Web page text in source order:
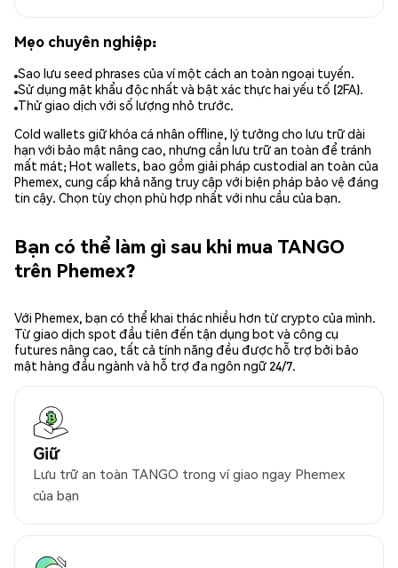
Mẹo chuyên nghiệp:
Sao lưu seed phrases của ví một cách an toàn ngoại tuyến.
Sử dụng mật khẩu độc nhất và bật xác thực hai yếu tố (2FA).
Thử giao dịch với số lượng nhỏ trước.
Cold wallets giữ khóa cá nhân offline, lý tưởng cho lưu trữ dài
hạn với bảo mật nâng cao, nhưng cần lưu trữ an toàn để tránh
mất mát; Hot wallets, bao gồm giải pháp custodial an toàn của
Phemex, cung cấp khả năng truy cập với biện pháp bảo vệ đáng
tin cậy. Chọn tùy chọn phù hợp nhất với nhu cầu của bạn.
Bạn có thể làm gì sau khi mua TANGO
trên Phemex?
Với Phemex, bạn có thể khai thác nhiều hơn từ crypto của mình.
Từ giao dịch spot đầu tiên đến tận dụng bot và công cụ
futures nâng cao, tất cả tính năng đều được hỗ trợ bởi bảo
mật hàng đầu ngành và hỗ trợ đa ngôn ngữ 24/7.
Giữ
Lưu trữ an toàn TANGO trong ví giao ngay Phemex
của bạn